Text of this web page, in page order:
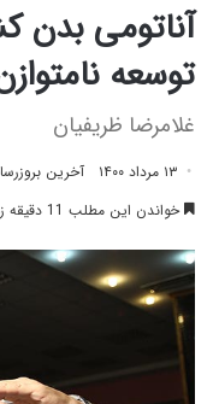
آناتومی بدن
توسعه
غلامرضا ظریفیان
۱۳ مرداد ۱۴۰۰ آخرین بروزرسانی: ۱۳
خواندن این مطلب 11 دقیقه زمان می‌برد